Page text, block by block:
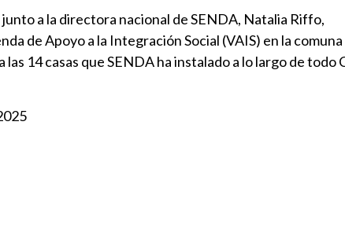
junto a la directora nacional de SENDA, Natalia Riffo,
de Apoyo a la Integración Social (VAIS) en la comuna
las 14 casas que SENDA ha instalado a lo largo de todo